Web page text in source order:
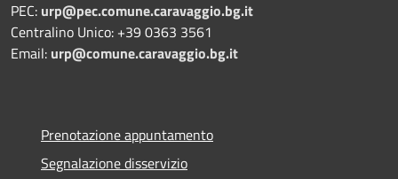
PEC: urp@pec.comune.caravaggio.bg.it
Centralino Unico: +39 0363 3561
Email: urp@comune.caravaggio.bg.it
Prenotazione appuntamento
Segnalazione disservizio